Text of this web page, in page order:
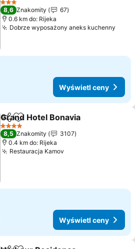
3 Kategoria
8,6 Znakomity
67
0.6 km do: Rijeka
Dobrze wyposażony aneks kuchenny
Wyświetl ceny
Udostępnij
Dodaj do ulubionych
Grand Hotel Bonavia
4 Kategoria
8,5 Znakomity
3107
0.4 km do: Rijeka
Restauracja Kamov
Wyświetl ceny